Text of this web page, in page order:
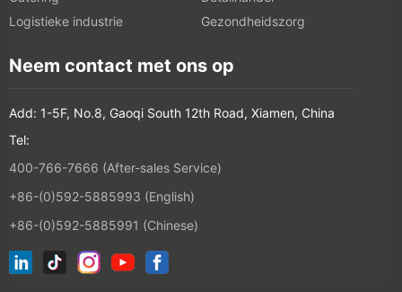
Logistieke industrie
Gezondheidszorg
Neem contact met ons op
Add: 1-5F, No.8, Gaoqi South 12th Road, Xiamen, China
Tel:
400-766-7666 (After-sales Service)
+86-(0)592-5885993 (English)
+86-(0)592-5885991 (Chinese)